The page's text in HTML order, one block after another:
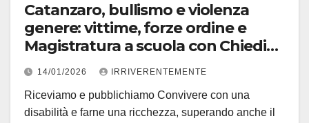
Catanzaro, bullismo e violenza
genere: vittime, forze ordine e
Magistratura a scuola con Chiedimi
se sono felice
14/01/2026 IRRIVERENTEMENTE
Riceviamo e pubblichiamo Convivere con una
disabilità e farne una ricchezza, superando anche il